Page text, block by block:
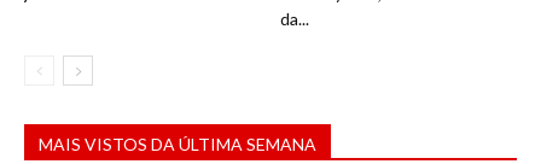
da...
MAIS VISTOS DA ÚLTIMA SEMANA